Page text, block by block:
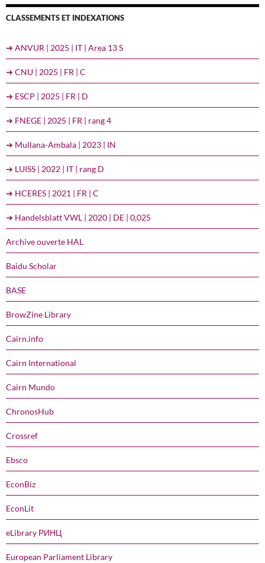
CLASSEMENTS ET INDEXATIONS
➔ ANVUR | 2025 | IT | Area 13 S
➔ CNU | 2025 | FR | C
➔ ESCP | 2025 | FR | D
➔ FNEGE | 2025 | FR | rang 4
➔ Mullana-Ambala | 2023 | IN
➔ LUISS | 2022 | IT | rang D
➔ HCERES | 2021 | FR | C
➔ Handelsblatt VWL | 2020 | DE | 0,025
Archive ouverte HAL
Baidu Scholar
BASE
BrowZine Library
Cairn.info
Cairn International
Cairn Mundo
ChronosHub
Crossref
Ebsco
EconBiz
EconLit
eLibrary РИНЦ
European Parliament Library